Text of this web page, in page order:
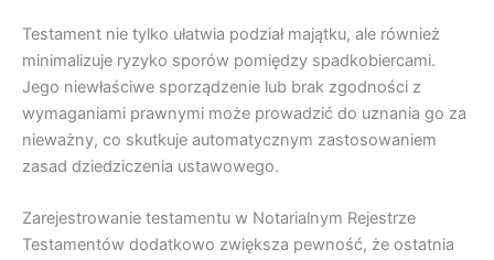
Testament nie tylko ułatwia podział majątku, ale również
minimalizuje ryzyko sporów pomiędzy spadkobiercami.
Jego niewłaściwe sporządzenie lub brak zgodności z
wymaganiami prawnymi może prowadzić do uznania go za
nieważny, co skutkuje automatycznym zastosowaniem
zasad dziedziczenia ustawowego.
Zarejestrowanie testamentu w Notarialnym Rejestrze
Testamentów dodatkowo zwiększa pewność, że ostatnia